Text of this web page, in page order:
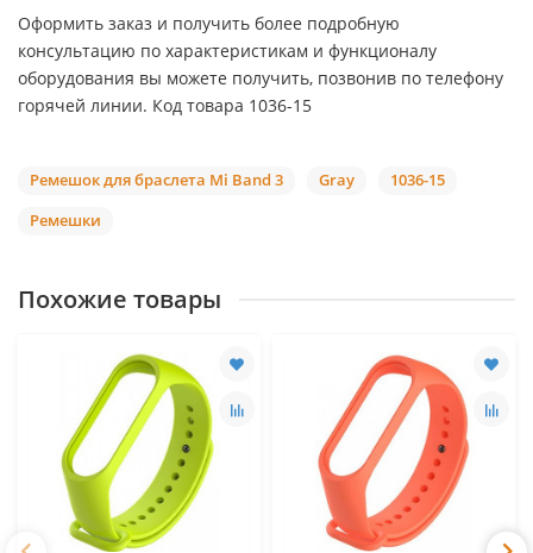
Оформить заказ и получить более подробную
консультацию по характеристикам и функционалу
оборудования вы можете получить, позвонив по телефону
горячей линии. Код товара 1036-15
Ремешок для браслета Mi Band 3 Gray
1036-15
Ремешки
Похожие товары